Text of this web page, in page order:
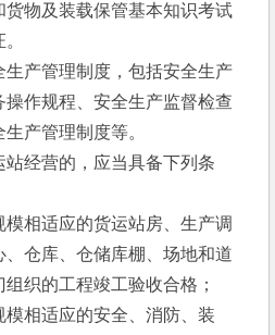
物及装载保管基本知识考试
产管理制度，包括安全生产
作规程、安全生产监督检查
产管理制度等。
经营的，应当具备下列条
相适应的货运站房、生产调
仓库、仓储库棚、场地和道
织的工程竣工验收合格；
相适应的安全、消防、装